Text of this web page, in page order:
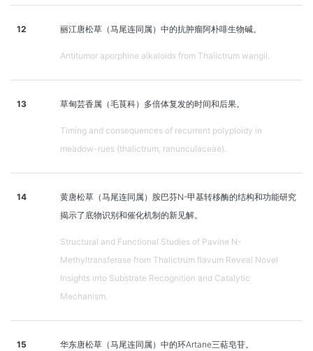
12 丽江唐松草（马尾连同属）中的抗肿瘤阿朴啡生物碱。
Antitumor aporphine alkaloids from Thalictrum wangii.
13 草甸芸香属（毛茛科）多倍体复发的时间和后果。
Timing and consequences of recurrent polyploidy in
meadow-rues (thalictrum, ranunculaceae).
14
黄唐松草（马尾连同属）胺巴芬N-甲基转移酶的结构和功能研究
揭示了底物识别和催化机制的新见解。
Structural and Functional Studies of Pavine N-
Methyltransferase from Thalictrum flavum Reveal Novel
Insights into Substrate Recognition and Catalytic
Mechanism.
15 华东唐松草（马尾连同属）中的环Artane三萜皂苷。